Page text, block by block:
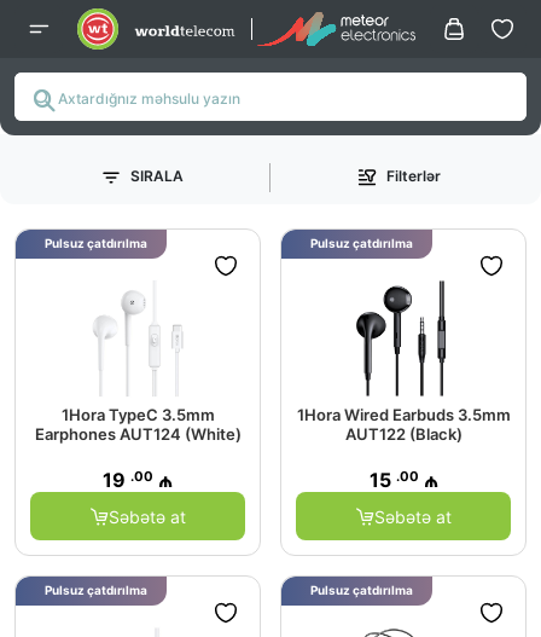
SIRALA Filterlər
1Hora TypeC 3.5mm
Earphones AUT124 (White)
19 .00 ₼
Səbətə at
Pulsuz çatdırılma
1Hora Wired Earbuds 3.5mm
AUT122 (Black)
15 .00 ₼
Səbətə at
Pulsuz çatdırılma
Pulsuz çatdırılma Pulsuz çatdırılma